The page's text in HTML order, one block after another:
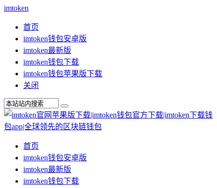
imtoken
首页
imtoken钱包安卓版
imtoken最新版
imtoken钱包下载
imtoken钱包苹果版下载
关闭
首页
imtoken钱包安卓版
imtoken最新版
imtoken钱包下载